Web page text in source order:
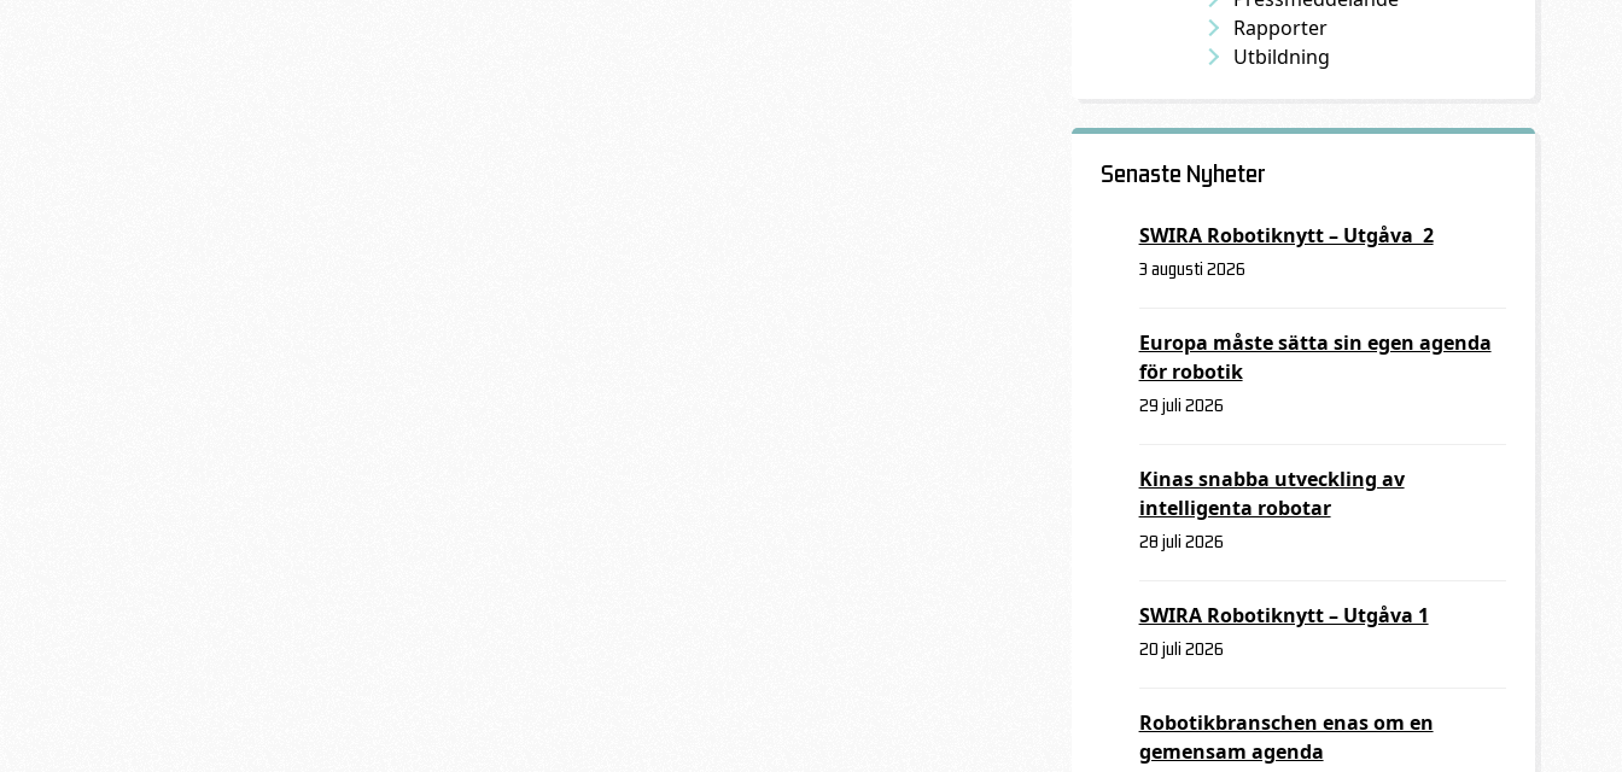
Rapporter
Utbildning
Senaste Nyheter
SWIRA Robotiknytt – Utgåva 2
3 augusti 2026
Europa måste sätta sin egen agenda
för robotik
29 juli 2026
Kinas snabba utveckling av
intelligenta robotar
28 juli 2026
SWIRA Robotiknytt – Utgåva 1
20 juli 2026
Robotikbranschen enas om en
gemensam agenda